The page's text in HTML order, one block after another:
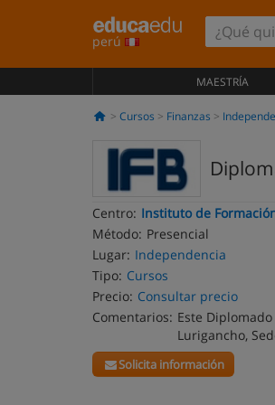
perú
MAESTRÍA
Cursos Finanzas
Centro: Instituto de
Método: Presencial
Lugar: Independencia
Tipo: Cursos
Precio: Consultar precio
Comentarios: Este
Lurigancho,
Solicita información